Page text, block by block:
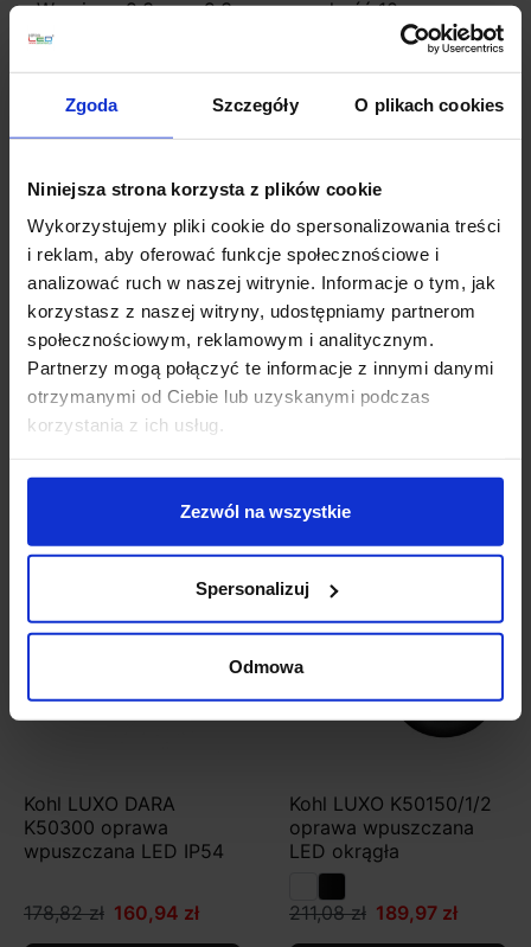
Zgoda Szczegóły O plikach cookies
Niniejsza strona korzysta z plików cookie
Wykorzystujemy pliki cookie do spersonalizowania treści
i reklam, aby oferować funkcje społecznościowe i
analizować ruch w naszej witrynie. Informacje o tym, jak
korzystasz z naszej witryny, udostępniamy partnerom
społecznościowym, reklamowym i analitycznym.
Partnerzy mogą połączyć te informacje z innymi danymi
otrzymanymi od Ciebie lub uzyskanymi podczas
korzystania z ich usług.
Zezwól na wszystkie
Spersonalizuj
Odmowa
Wymiary: 9,3cm x 9,3cm x wysokość 10cm
Otwór montażowy 8,5cm x 8,5cm
Klasa szczelności: IP23
Materiał: aluminium
Gwarancja: 3 lata
Informacje dodatkowe:
Współczynnik oddawania barw CRI > 80
Dołączony do zestawu zasilacz zewnętrzny 250mA
Szczegóły produktu
Kohl LUXO DARA
K50300 oprawa
wpuszczana LED IP54
178,82 zł 160,94 zł
Kohl LUXO K50150/1/2
oprawa wpuszczana
LED okrągła
211,08 zł 189,97 zł